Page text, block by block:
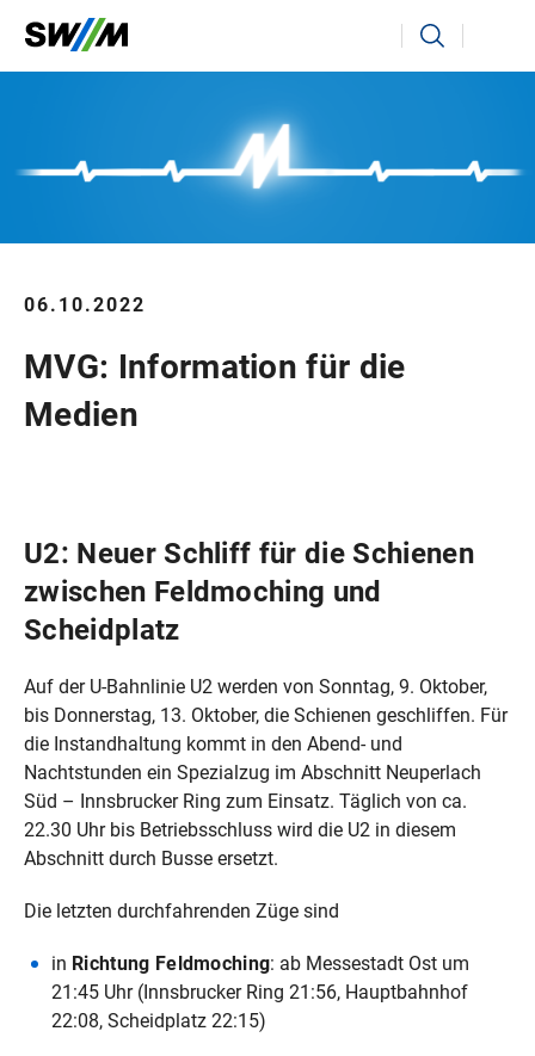
Ihr Suchbegriff Suchen
06.10.2022
MVG: Information für die
Medien
U2: Neuer Schliff für die Schienen
zwischen Feldmoching und
Scheidplatz
Auf der U-Bahnlinie U2 werden von Sonntag, 9. Oktober,
bis Donnerstag, 13. Oktober, die Schienen geschliffen. Für
die Instandhaltung kommt in den Abend- und
Nachtstunden ein Spezialzug im Abschnitt Neuperlach
Süd – Innsbrucker Ring zum Einsatz. Täglich von ca.
22.30 Uhr bis Betriebsschluss wird die U2 in diesem
Abschnitt durch Busse ersetzt.
Die letzten durchfahrenden Züge sind
in Richtung Feldmoching: ab Messestadt Ost um
21:45 Uhr (Innsbrucker Ring 21:56, Hauptbahnhof
22:08, Scheidplatz 22:15)